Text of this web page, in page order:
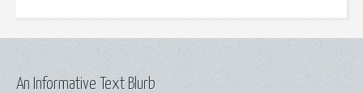
An Informative Text Blurb